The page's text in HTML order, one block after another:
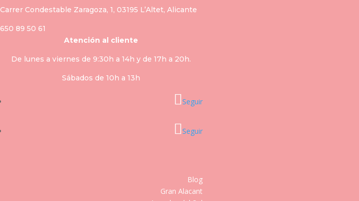
Carrer Condestable Zaragoza, 1, 03195 L’Altet, Alicante
650 89 50 61
Atención al cliente
De lunes a viernes de 9:30h a 14h y de 17h a 20h.
Sábados de 10h a 13h
Seguir
Seguir
Blog
Gran Alacant